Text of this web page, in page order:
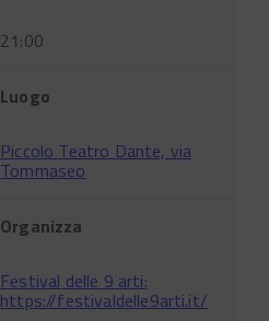
21:00
Luogo
Piccolo Teatro Dante, via
Tommaseo
Organizza
Festival delle 9 arti:
https://festivaldelle9arti.it/